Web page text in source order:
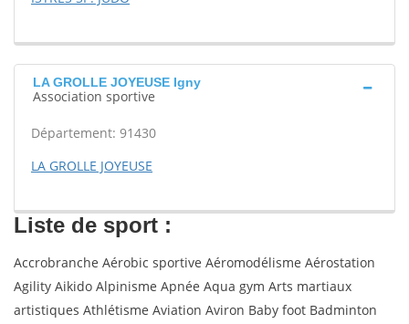
LA GROLLE JOYEUSE Igny
Association sportive
Département: 91430
LA GROLLE JOYEUSE
Liste de sport :
Accrobranche Aérobic sportive Aéromodélisme Aérostation
Agility Aikido Alpinisme Apnée Aqua gym Arts martiaux
artistiques Athlétisme Aviation Aviron Baby foot Badminton